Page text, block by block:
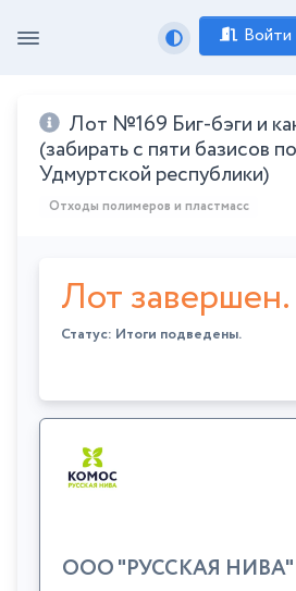
Войти
Лот №169 Биг-бэги и
(забирать с пяти базисов
Удмуртской республики)
Отходы полимеров и пластмасс
Лот завершен.
Статус: Итоги подведены.
ООО "РУССКАЯ НИВА"